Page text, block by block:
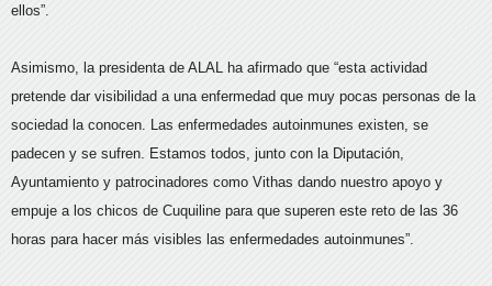
ellos”.
Asimismo, la presidenta de ALAL ha afirmado que “esta actividad
pretende dar visibilidad a una enfermedad que muy pocas personas de la
sociedad la conocen. Las enfermedades autoinmunes existen, se
padecen y se sufren. Estamos todos, junto con la Diputación,
Ayuntamiento y patrocinadores como Vithas dando nuestro apoyo y
empuje a los chicos de Cuquiline para que superen este reto de las 36
horas para hacer más visibles las enfermedades autoinmunes”.